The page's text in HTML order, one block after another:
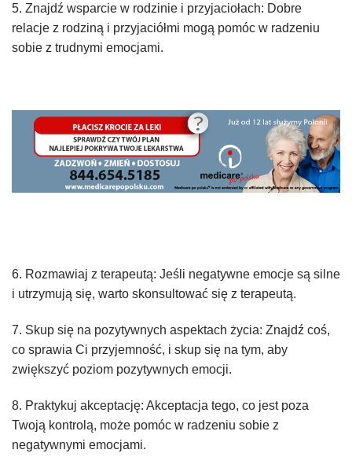
5. Znajdź wsparcie w rodzinie i przyjaciołach: Dobre
relacje z rodziną i przyjaciółmi mogą pomóc w radzeniu
sobie z trudnymi emocjami.
6. Rozmawiaj z terapeutą: Jeśli negatywne emocje są silne
i utrzymują się, warto skonsultować się z terapeutą.
7. Skup się na pozytywnych aspektach życia: Znajdź coś,
co sprawia Ci przyjemność, i skup się na tym, aby
zwiększyć poziom pozytywnych emocji.
8. Praktykuj akceptację: Akceptacja tego, co jest poza
Twoją kontrolą, może pomóc w radzeniu sobie z
negatywnymi emocjami.